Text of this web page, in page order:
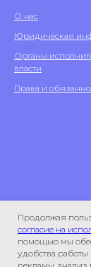
Продолжая
согласие на
помощью мы
удобства работы
О нас
Юридическая
Органы
власти
Права и